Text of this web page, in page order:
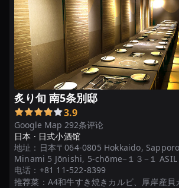
炙り旬 南5条別邸
Google Map 292条评论
3.9
日本 · 日式小酒馆
地址： 日本〒064-0805 Hokkaido,
Minami 5 Jōnishi, 5-chōme−１３−１ ASIL
电话： +81 11-522-8399
推荐菜： A4和牛すき焼きカルビ、厚岸産貝